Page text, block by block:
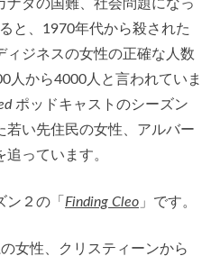
ナダの国難、社会問題になっ
と、1970年代から殺された
ィジネスの女性の正確な人数
人から4000人と言われていま
ポッドキャストのシーズン
若い先住民の女性、アルバー
っています。
２の「 Finding Cleo 」です。
女性、クリスティーンから